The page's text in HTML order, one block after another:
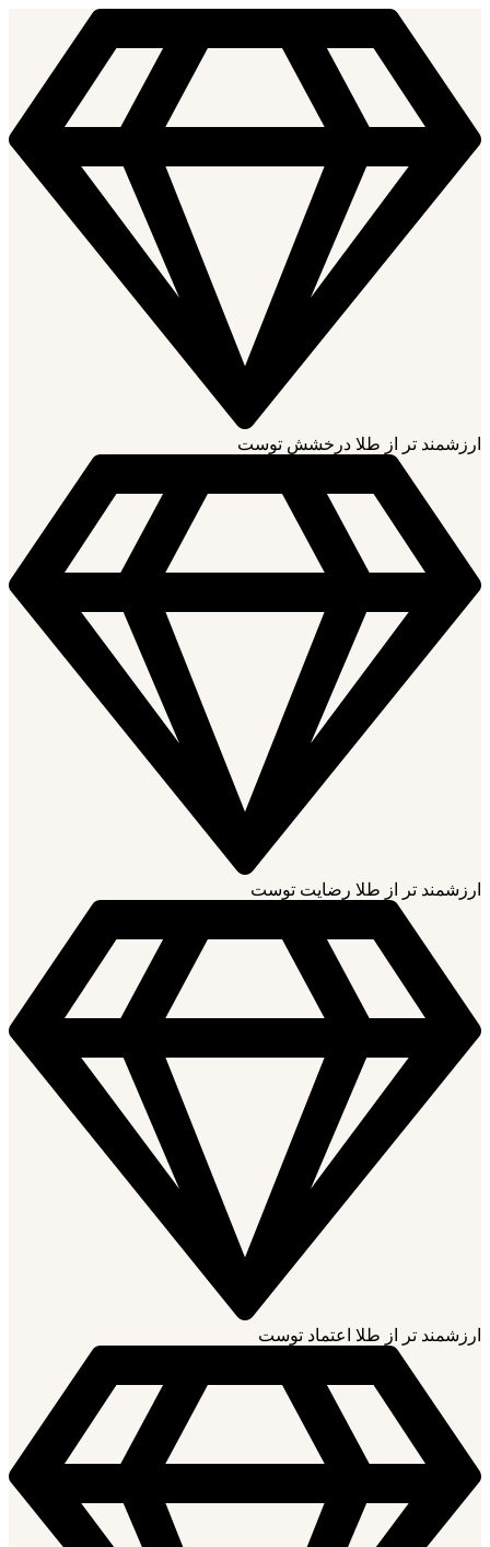
ارزشمند تر از طلا درخشش توست
ارزشمند تر از طلا رضایت توست
ارزشمند تر از طلا اعتماد توست